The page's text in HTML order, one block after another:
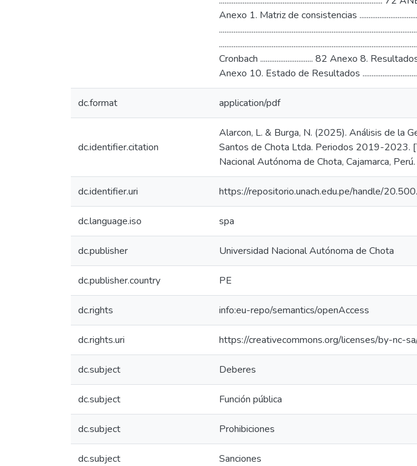
Anexo 1. Matriz de consistencias
Cronbach ............................. 82 Anexo 8.
Anexo 10. Estado de Resultados
dc.format application/pdf
dc.identifier.citation
Alarcon, L. & Burga, N. (2025). Análisis de la
Santos de Chota Ltda. Periodos 2019-2023.
Nacional Autónoma de Chota, Cajamarca, Perú.
dc.identifier.uri https://repositorio.unach.edu.pe/handle/
dc.language.iso spa
dc.publisher Universidad Nacional Autónoma de Chota
dc.publisher.country PE
dc.rights info:eu-repo/semantics/openAccess
dc.rights.uri https://creativecommons.org/licenses/by-nc-
dc.subject Deberes
dc.subject Función pública
dc.subject Prohibiciones
dc.subject Sanciones